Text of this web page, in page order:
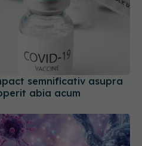
semnificativ asupra
abia acum